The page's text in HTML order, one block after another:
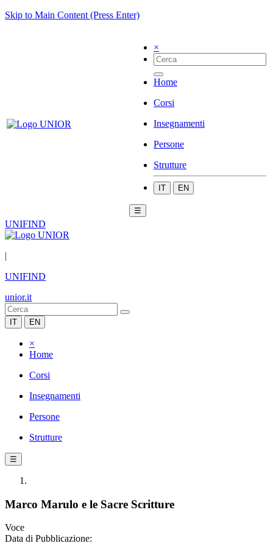
Skip to Main Content (Press Enter)
×
Home
Corsi
Insegnamenti
Persone
Strutture
IT EN
☰
UNIFIND
|
UNIFIND
unior.it
IT EN
×
Home
Corsi
Insegnamenti
Persone
Strutture
☰
Marco Marulo e le Sacre Scritture
Voce
Data di Pubblicazione: